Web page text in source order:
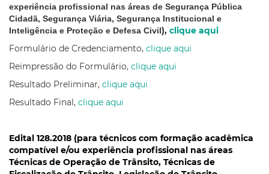
experiência profissional nas áreas de Segurança Pública
Cidadã, Segurança Viária, Segurança Institucional e
Inteligência e Proteção e Defesa Civil), clique aqui
Formulário de Credenciamento, clique aqui
Reimpressão do Formulário, clique aqui
Resultado Preliminar, clique aqui
Resultado Final, clique aqui
Edital 128.2018 (para técnicos com formação acadêmica
compatível e/ou experiência profissional nas áreas
Técnicas de Operação de Trânsito, Técnicas de